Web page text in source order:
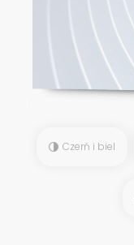
Czerń i biel